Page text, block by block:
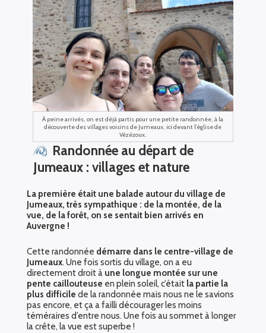
À peine arrivés, on est déjà partis pour une petite randonnée, à la
découverte des villages voisins de Jumeaux, ici devant l’église de
Vézézoux.
Randonnée au départ de
Jumeaux : villages et nature
La première était une balade autour du village de
Jumeaux, très sympathique : de la montée, de la
vue, de la forêt, on se sentait bien arrivés en
Auvergne !
Cette randonnée démarre dans le centre-village de
Jumeaux. Une fois sortis du village, on a eu
directement droit à une longue montée sur une
pente caillouteuse en plein soleil, c’était la partie la
plus difficile de la randonnée mais nous ne le savions
pas encore, et ça a failli décourager les moins
téméraires d’entre nous. Une fois au sommet à longer
la crête, la vue est superbe !